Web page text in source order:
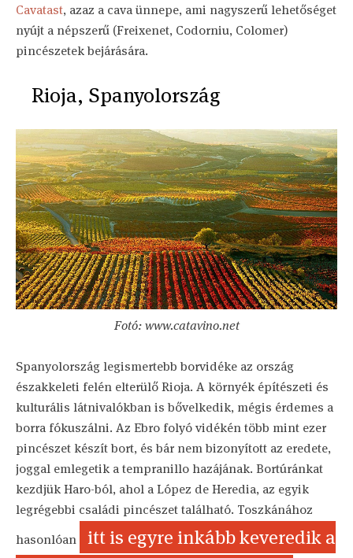
Cavatast, azaz a cava ünnepe, ami nagyszerű lehetőséget
nyújt a népszerű (Freixenet, Codorniu, Colomer)
pincészetek bejárására.
Rioja, Spanyolország
Fotó: www.catavino.net
Spanyolország legismertebb borvidéke az ország
északkeleti felén elterülő Rioja. A környék építészeti és
kulturális látnivalókban is bővelkedik, mégis érdemes a
borra fókuszálni. Az Ebro folyó vidékén több mint ezer
pincészet készít bort, és bár nem bizonyított az eredete,
joggal emlegetik a tempranillo hazájának. Bortúránkat
kezdjük Haro-ból, ahol a López de Heredia, az egyik
legrégebbi családi pincészet található. Toszkánához
hasonlóan
itt is egyre inkább keveredik a